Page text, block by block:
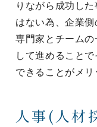
りながら成功し
はない為、企業側
専門家とチーム
して進めること
できることがメリ
人事(人材